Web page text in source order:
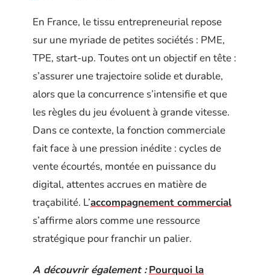
En France, le tissu entrepreneurial repose
sur une myriade de petites sociétés : PME,
TPE, start-up. Toutes ont un objectif en tête :
s’assurer une trajectoire solide et durable,
alors que la concurrence s’intensifie et que
les règles du jeu évoluent à grande vitesse.
Dans ce contexte, la fonction commerciale
fait face à une pression inédite : cycles de
vente écourtés, montée en puissance du
digital, attentes accrues en matière de
traçabilité. L’accompagnement commercial
s’affirme alors comme une ressource
stratégique pour franchir un palier.
A découvrir également : Pourquoi la